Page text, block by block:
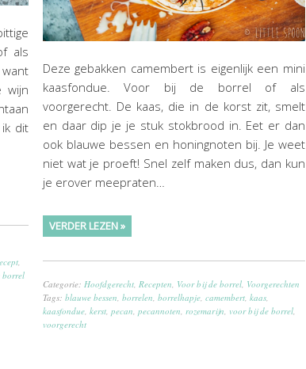
als
wijn
dit
borrel
Deze gebakken camembert is eigenlijk een mini
kaasfondue. Voor bij de borrel of als
voorgerecht. De kaas, die in de korst zit, smelt
en daar dip je je stuk stokbrood in. Eet er dan
ook blauwe bessen en honingnoten bij. Je weet
niet wat je proeft! Snel zelf maken dus, dan kun
je erover meepraten…
VERDER LEZEN »
Categorie: Hoofdgerecht, Recepten Voor bij de borrel, Voorgerechten
Tags: blauwe bessen borrelen borrelhapje, camembert, kaas,
kaasfondue, kerst, pecan pecannoten rozemarijn voor bij de borrel,
voorgerecht